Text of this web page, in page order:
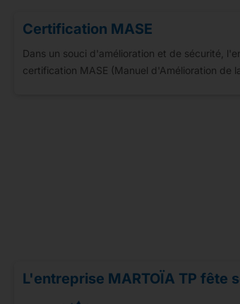
Certification MASE
Dans un souci d'amélioration et de sécurité,
certification MASE (Manuel d'Amélioration de
L'entreprise MARTOÏA TP fête